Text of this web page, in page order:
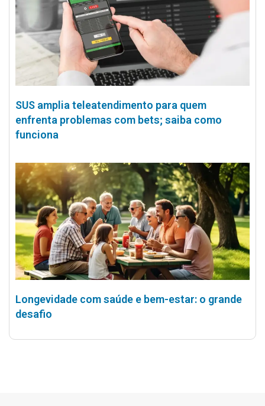
SUS amplia teleatendimento para quem
enfrenta problemas com bets; saiba como
funciona
Longevidade com saúde e bem-estar: o grande
desafio